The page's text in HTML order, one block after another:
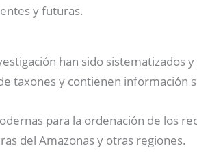
y futuras.
han sido sistematizados
taxones y contienen información
para la ordenación de los
del Amazonas y otras regiones.